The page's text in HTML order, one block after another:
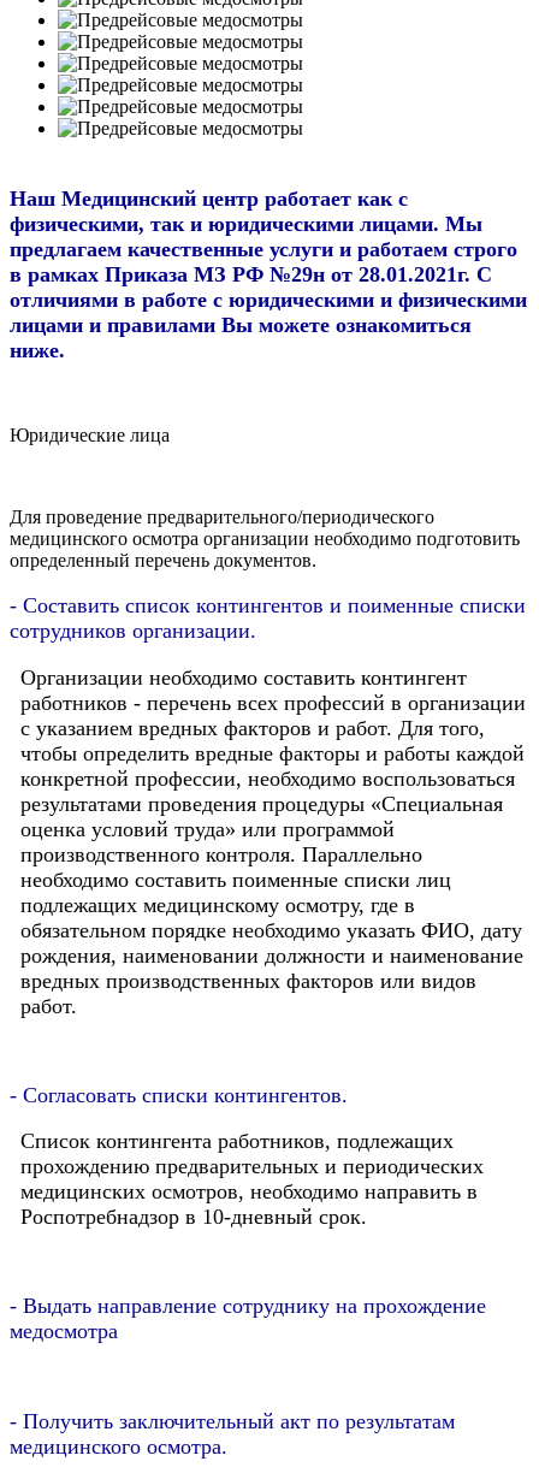
Наш Медицинский центр работает как с
физическими, так и юридическими лицами. Мы
предлагаем качественные услуги и работаем строго
в рамках Приказа МЗ РФ №29н от 28.01.2021г. С
отличиями в работе c юридическими и физическими
лицами и правилами Вы можете ознакомиться
ниже.
Юридические лица
Для проведение предварительного/периодического
медицинского осмотра организации необходимо подготовить
определенный перечень документов.
- Составить список контингентов и поименные списки
сотрудников организации.
Организации необходимо составить контингент
работников - перечень всех профессий в организации
с указанием вредных факторов и работ. Для того,
чтобы определить вредные факторы и работы каждой
конкретной профессии, необходимо воспользоваться
результатами проведения процедуры «Специальная
оценка условий труда» или программой
производственного контроля. Параллельно
необходимо составить поименные списки лиц
подлежащих медицинскому осмотру, где в
обязательном порядке необходимо указать ФИО, дату
рождения, наименовании должности и наименование
вредных производственных факторов или видов
работ.
- Согласовать списки контингентов.
Список контингента работников, подлежащих
прохождению предварительных и периодических
медицинских осмотров, необходимо направить в
Роспотребнадзор в 10-дневный срок.
- Выдать направление сотруднику на прохождение
медосмотра
- Получить заключительный акт по результатам
медицинского осмотра.